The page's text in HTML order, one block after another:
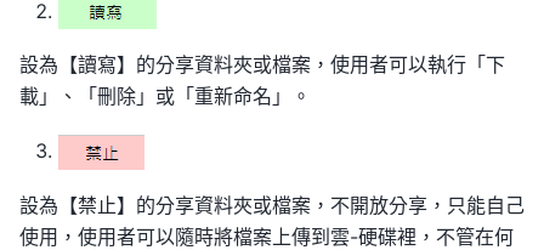
設為【讀寫】的分享資料夾或檔案，使用者可以執行「下
載」、「刪除」或「重新命名」。
設為【禁止】的分享資料夾或檔案，不開放分享，只能自己
使用，使用者可以隨時將檔案上傳到雲-硬碟裡，不管在何